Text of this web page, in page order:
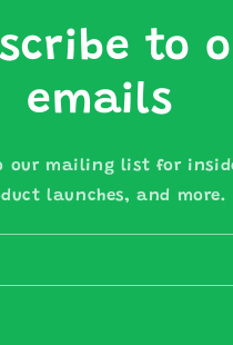
to
emails
our mailing list for
launches, and more.